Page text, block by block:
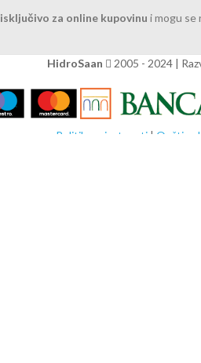
isključivo za online kupovinu i mogu se
HidroSaan 2005 - 2024 |
Politika privatnosti | Opšti